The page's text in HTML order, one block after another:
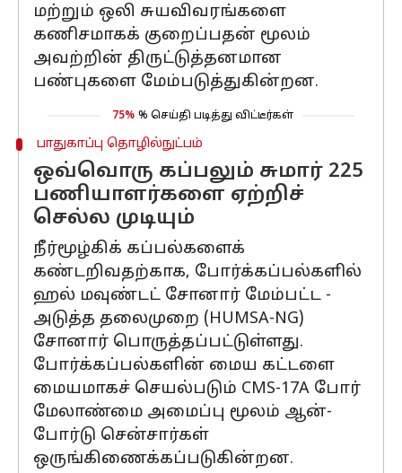
மற்றும் ஒலி சுயவிவரங்களை
கணிசமாகக் குறைப்பதன் மூலம்
அவற்றின் திருட்டுத்தனமான
பண்புகளை மேம்படுத்துகின்றன.
75% % செய்தி படித்து விட்டீர்கள்
பாதுகாப்பு தொழில்நுட்பம்
ஒவ்வொரு கப்பலும் சுமார் 225
பணியாளர்களை ஏற்றிச்
செல்ல முடியும்
நீர்மூழ்கிக் கப்பல்களைக்
கண்டறிவதற்காக, போர்க்கப்பல்களில்
ஹல் மவுண்டட் சோனார் மேம்பட்ட -
அடுத்த தலைமுறை (HUMSA-NG)
சோனார் பொருத்தப்பட்டுள்ளது.
போர்க்கப்பல்களின் மைய கட்டளை
மையமாகச் செயல்படும் CMS-17A போர்
மேலாண்மை அமைப்பு மூலம் ஆன்-
போர்டு சென்சார்கள்
ஒருங்கிணைக்கப்படுகின்றன.